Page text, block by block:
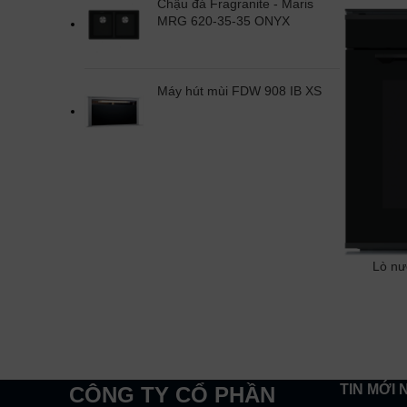
Chậu đá Fragranite - Maris
MRG 620-35-35 ONYX
Máy hút mùi FDW 908 IB XS
Lò
CÔNG TY CỔ PHẦN TIN MỚI